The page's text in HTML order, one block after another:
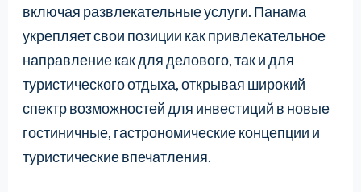
включая развлекательные услуги. Панама
укрепляет свои позиции как привлекательное
направление как для делового, так и для
туристического отдыха, открывая широкий
спектр возможностей для инвестиций в новые
гостиничные, гастрономические концепции и
туристические впечатления.